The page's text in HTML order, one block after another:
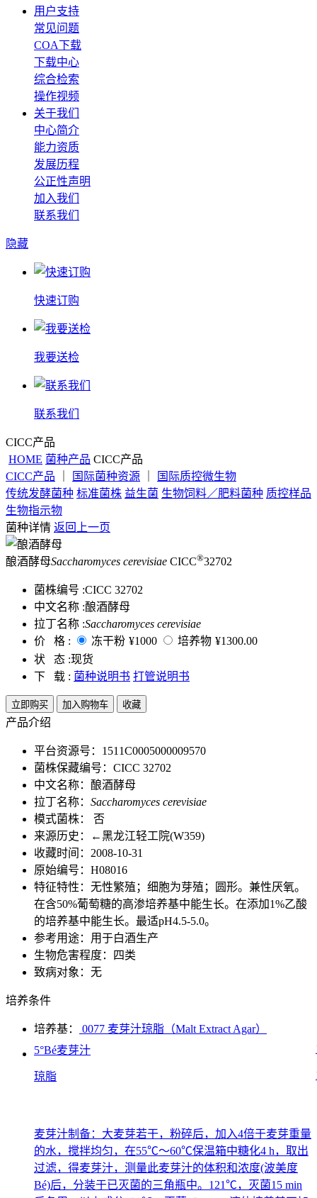
用户支持
常见问题
COA下载
下载中心
综合检索
操作视频
关于我们
中心简介
能力资质
发展历程
公正性声明
加入我们
联系我们
隐藏
快速订购
我要送检
联系我们
CICC产品
HOME 菌种产品 CICC产品
CICC产品
国际菌种资源
国际质控微生物
传统发酵菌种 标准菌株 益生菌 生物饲料／肥料菌种 质控样品
生物指示物
菌种详情 返回上一页
酿酒酵母Saccharomyces cerevisiae CICC®32702
菌株编号 :CICC 32702
中文名称 :酿酒酵母
拉丁名称 :Saccharomyces cerevisiae
价 格 :
冻干粉 ¥1000 培养物 ¥1300.00
状 态 :现货
下 载 : 菌种说明书 打管说明书
立即购买 加入购物车 收藏
产品介绍
平台资源号：1511C0005000009570
菌株保藏编号：CICC 32702
中文名称：酿酒酵母
拉丁名称： Saccharomyces cerevisiae
模式菌株： 否
来源历史：←黑龙江轻工院(W359)
收藏时间：2008-10-31
原始编号：H08016
特征特性：无性繁殖；细胞为芽殖；圆形。兼性厌氧。
在含50%葡萄糖的高渗培养基中能生长。在添加1%乙酸
的培养基中能生长。最适pH4.5-5.0。
参考用途：用于白酒生产
生物危害程度：四类
致病对象：无
培养条件
培养基：
0077 麦芽汁琼脂（Malt Extract Agar）
5°Bé麦芽汁
琼脂
麦芽汁制备：大麦芽若干，粉碎后，加入4倍于麦芽重量
的水，搅拌均匀，在55℃～60℃保温箱中糖化4 h，取出
过滤，得麦芽汁，测量此麦芽汁的体积和浓度(波美度
Bé)后，分装于已灭菌的三角瓶中。121℃，灭菌15 min